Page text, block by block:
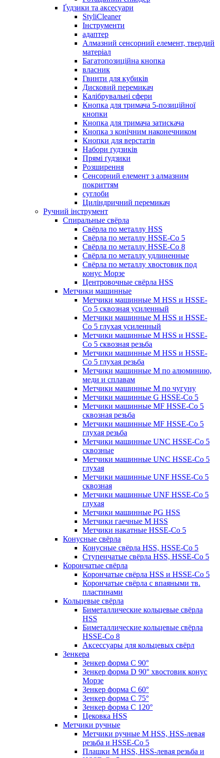
Ґудзики та аксесуари
StyliCleaner
Інструменти
адаптер
Алмазний сенсорний елемент, твердий
матеріал
Багатопозиційна кнопка
власник
Гвинти для кубиків
Дисковий перемикач
Калібрувальні сфери
Кнопка для тримача 5-позиційної
кнопки
Кнопка для тримача затискача
Кнопка з конічним наконечником
Кнопки для верстатів
Набори ґудзиків
Прямі ґудзики
Розширення
Сенсорний елемент з алмазним
покриттям
суглоби
Циліндричний перемикач
Ручний інструмент
Спиральные свёрла
Свёрла по металлу HSS
Свёрла по металлу HSSE-Co 5
Свёрла по металлу HSSE-Co 8
Свёрла по металлу удлиненные
Свёрла по металлу хвостовик под
конус Морзе
Центровочные свёрла HSS
Метчики машинные
Метчики машинные M HSS и HSSE-
Co 5 сквозная усиленный
Метчики машинные M HSS и HSSE-
Co 5 глухая усиленный
Метчики машинные M HSS и HSSE-
Co 5 сквозная резьба
Метчики машинные M HSS и HSSE-
Co 5 глухая резьба
Метчики машинные M по алюминию,
меди и сплавам
Метчики машинные M по чугуну
Метчики машинные G HSSE-Co 5
Метчики машинные MF HSSE-Co 5
сквозная резьба
Метчики машинные MF HSSE-Co 5
глухая резьба
Метчики машинные UNC HSSE-Co 5
сквозные
Метчики машинные UNC HSSE-Co 5
глухая
Метчики машинные UNF HSSE-Co 5
сквозная
Метчики машинные UNF HSSE-Co 5
глухая
Метчики машинные PG HSS
Метчики гаечные M HSS
Метчики накатные HSSE-Co 5
Конусные свёрла
Конусные свёрла HSS, HSSE-Co 5
Ступенчатые свёрла HSS, HSSE-Co 5
Корончатые свёрла
Корончатые свёрла HSS и HSSE-Co 5
Корончатые свёрла с впаяными тв.
пластинами
Кольцевые свёрла
Биметаллические кольцевые свёрла
HSS
Биметаллические кольцевые свёрла
HSSE-Co 8
Аксессуары для кольцевых свёрл
Зенкера
Зенкер форма С 90°
Зенкер форма D 90° хвостовик конус
Морзе
Зенкер форма С 60°
Зенкер форма С 75°
Зенкер форма С 120°
Цековка HSS
Метчики ручные
Метчики ручные M HSS, HSS-левая
резьба и HSSE-Co 5
Плашки M HSS, HSS-левая резьба и